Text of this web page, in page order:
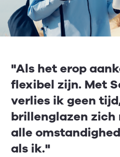
"Als het erop
flexibel zijn. Met
verlies ik geen
brillenglazen zich
alle
als ik."